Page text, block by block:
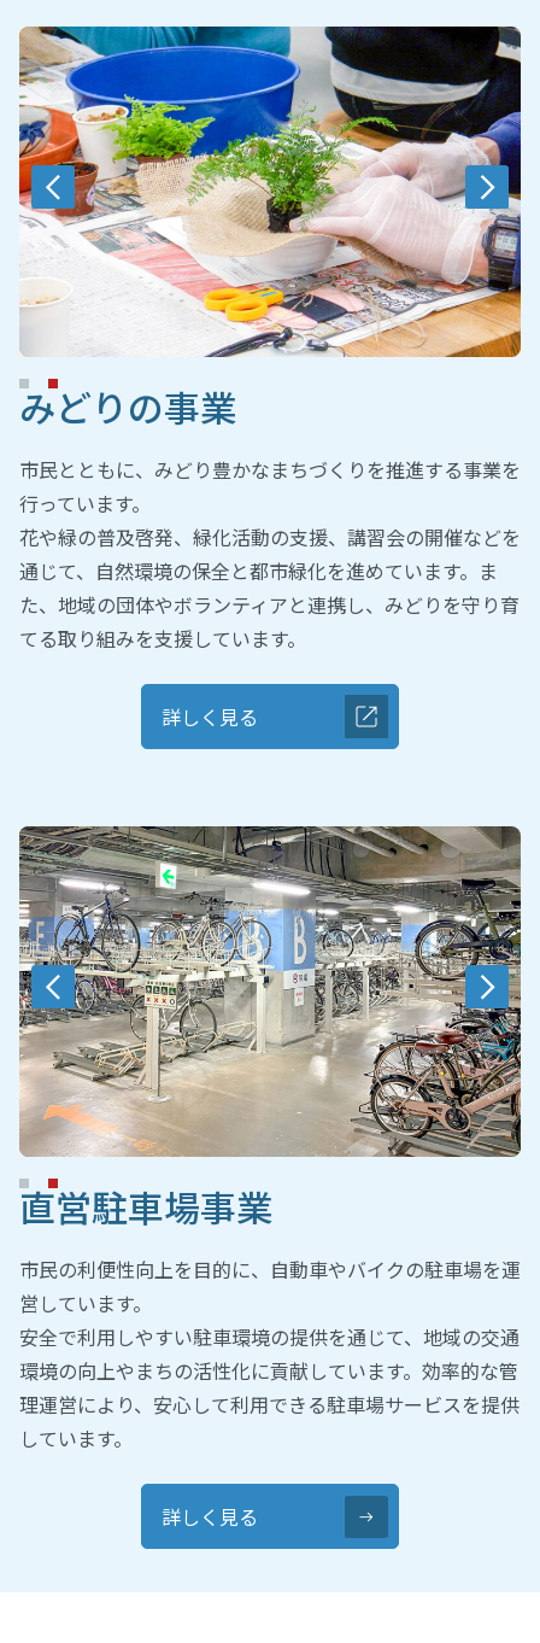
みどりの事業
市民とともに、みどり豊かなまちづくりを推進する事業を
行っています。
花や緑の普及啓発、緑化活動の支援、講習会の開催などを
通じて、自然環境の保全と都市緑化を進めています。ま
た、地域の団体やボランティアと連携し、みどりを守り育
てる取り組みを支援しています。
詳しく見る
直営駐車場事業
市民の利便性向上を目的に、自動車やバイクの駐車場を運
営しています。
安全で利用しやすい駐車環境の提供を通じて、地域の交通
環境の向上やまちの活性化に貢献しています。効率的な管
理運営により、安心して利用できる駐車場サービスを提供
しています。
詳しく見る